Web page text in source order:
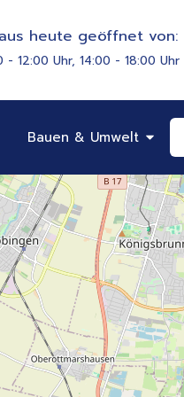
heute geöffnet von:
- 12:00 Uhr, 14:00 - 18:00 Uhr
Gesundheit & Soziales
Bauen & Umwelt Öffne